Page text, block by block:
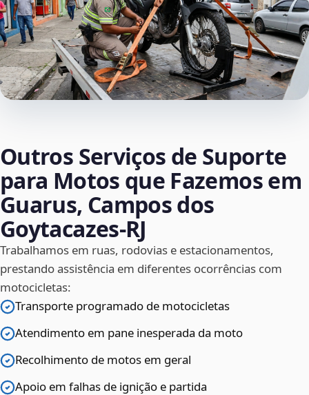
Outros Serviços de Suporte
para Motos que Fazemos em
Guarus, Campos dos
Goytacazes‑RJ
Trabalhamos em ruas, rodovias e estacionamentos,
prestando assistência em diferentes ocorrências com
motocicletas:
Transporte programado de motocicletas
Atendimento em pane inesperada da moto
Recolhimento de motos em geral
Apoio em falhas de ignição e partida